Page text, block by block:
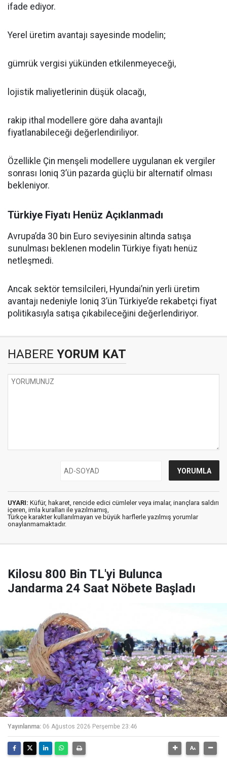
ifade ediyor.
Yerel üretim avantajı sayesinde modelin;
gümrük vergisi yükünden etkilenmeyeceği,
lojistik maliyetlerinin düşük olacağı,
rakip ithal modellere göre daha avantajlı
fiyatlanabileceği değerlendiriliyor.
Özellikle Çin menşeli modellere uygulanan ek vergiler
sonrası Ioniq 3’ün pazarda güçlü bir alternatif olması
bekleniyor.
Türkiye Fiyatı Henüz Açıklanmadı
Avrupa’da 30 bin Euro seviyesinin altında satışa
sunulması beklenen modelin Türkiye fiyatı henüz
netleşmedi.
Ancak sektör temsilcileri, Hyundai’nin yerli üretim
avantajı nedeniyle Ioniq 3’ün Türkiye’de rekabetçi fiyat
politikasıyla satışa çıkabileceğini değerlendiriyor.
HABERE YORUM KAT
UYARI: Küfür, hakaret, rencide edici cümleler veya imalar, inançlara saldırı
içeren, imla kuralları ile yazılmamış,
Türkçe karakter kullanılmayan ve büyük harflerle yazılmış yorumlar
onaylanmamaktadır.
Kilosu 800 Bin TL'yi Bulunca
Jandarma 24 Saat Nöbete Başladı
Yayınlanma: 06 Ağustos 2026 Perşembe 23:46